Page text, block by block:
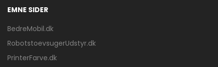
EMNE SIDER
BedreMobil.dk
RobotstoevsugerUdstyr.dk
PrinterFarve.dk